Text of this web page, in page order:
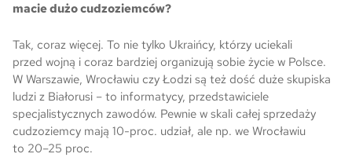
macie dużo cudzoziemców?
Tak, coraz więcej. To nie tylko Ukraińcy, którzy uciekali
przed wojną i coraz bardziej organizują sobie życie w Polsce.
W Warszawie, Wrocławiu czy Łodzi są też dość duże skupiska
ludzi z Białorusi – to informatycy, przedstawiciele
specjalistycznych zawodów. Pewnie w skali całej sprzedaży
cudzoziemcy mają 10-proc. udział, ale np. we Wrocławiu
to 20–25 proc.